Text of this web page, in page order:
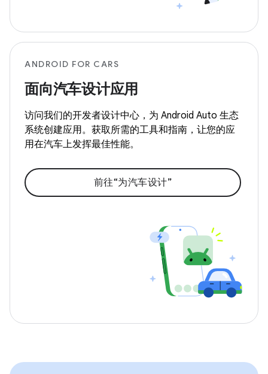
ANDROID FOR CARS
面向汽车设计应用
访问我们的开发者设计中心，为 Android Auto 生态
系统创建应用。获取所需的工具和指南，让您的应
用在汽车上发挥最佳性能。
前往“为汽车设计”